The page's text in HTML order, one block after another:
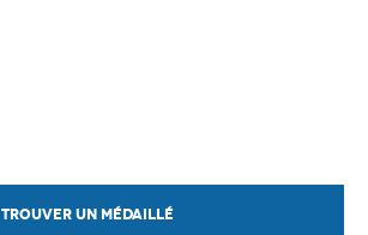
TROUVER UN MÉDAILLÉ